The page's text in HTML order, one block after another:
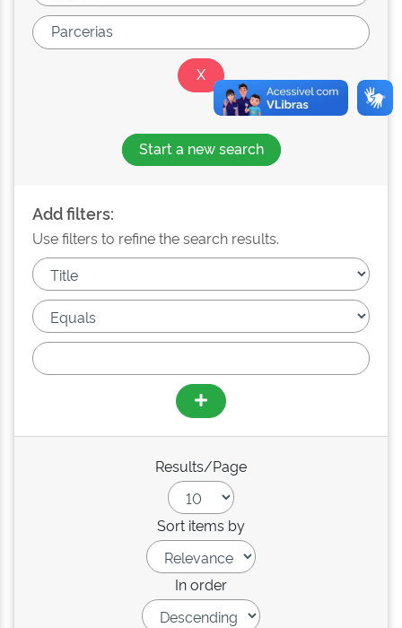
Start a new search
Add filters:
Use filters to refine the search results.
Results/Page
Sort items by
In order